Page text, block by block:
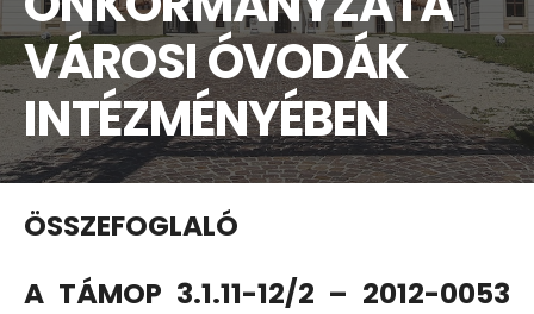
VÁROSI ÓVODÁK
INTÉZMÉNYÉBEN
ÖSSZEFOGLALÓ
A TÁMOP 3.1.11-12/2 – 2012-0053